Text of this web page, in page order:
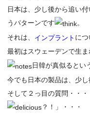
日本は、少し後から追い
うパターンです
。
それは、 インプラント に
最初はスウェーデンで生ま
日韓が真似るとい
今でも日本の製品は、少し
そして２っ目の質問・・
？！」・・・